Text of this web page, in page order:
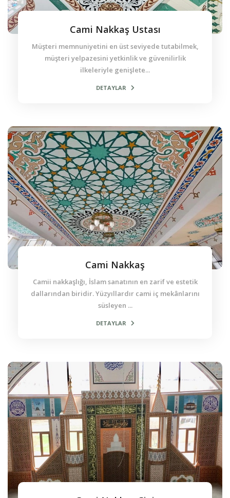
Cami Nakkaş Ustası
Müşteri memnuniyetini en üst seviyede tutabilmek,
müşteri yelpazesini yetkinlik ve güvenilirlik
ilkeleriyle genişlete...
DETAYLAR
Cami Nakkaş
Camii nakkaşlığı, İslam sanatının en zarif ve estetik
dallarından biridir. Yüzyıllardır cami iç mekânlarını
süsleyen ...
DETAYLAR